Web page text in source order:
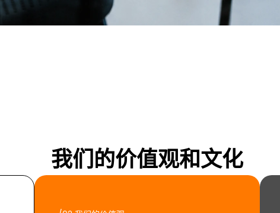
我们的价值观和文化